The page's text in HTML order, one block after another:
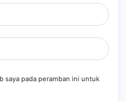
saya pada peramban ini untuk